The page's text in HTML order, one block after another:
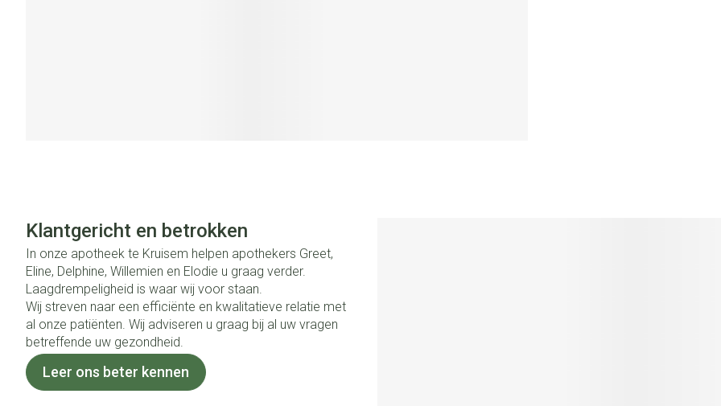
Klantgericht en betrokken
In onze apotheek te Kruisem helpen apothekers Greet,
Eline, Delphine, Willemien en Elodie u graag verder.
Laagdrempeligheid is waar wij voor staan.
Wij streven naar een efficiënte en kwalitatieve relatie met
al onze patiënten. Wij adviseren u graag bij al uw vragen
betreffende uw gezondheid.
Leer ons beter kennen